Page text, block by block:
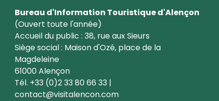
Bureau d'Information Touristique d'Alençon
(Ouvert toute l'année)
Accueil du public : 38, rue aux Sieurs
Siège social : Maison d'Ozé, place de la
Magdeleine
61000 Alençon
Tél. +33 (0)2 33 80 66 33 |
contact@visitalencon.com